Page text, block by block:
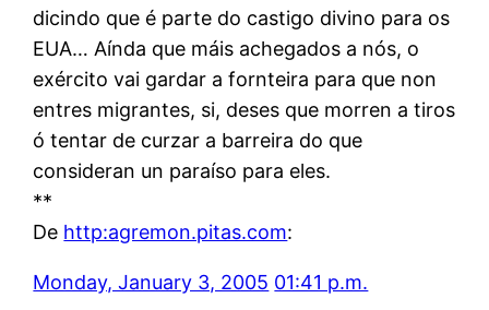
dicindo que é parte do castigo divino para os
EUA… Aínda que máis achegados a nós, o
exército vai gardar a fornteira para que non
entres migrantes, si, deses que morren a tiros
ó tentar de curzar a barreira do que
consideran un paraíso para eles.
**
De http:agremon.pitas.com:
Monday, January 3, 2005 01:41 p.m.